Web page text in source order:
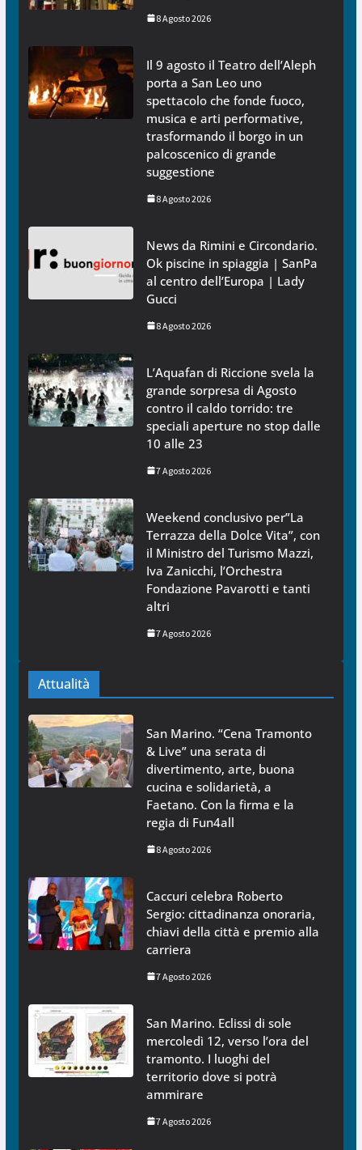
8 Agosto 2026
Il 9 agosto il Teatro dell’Aleph
porta a San Leo uno
spettacolo che fonde fuoco,
musica e arti performative,
trasformando il borgo in un
palcoscenico di grande
suggestione
8 Agosto 2026
News da Rimini e Circondario.
Ok piscine in spiaggia | SanPa
al centro dell’Europa | Lady
Gucci
8 Agosto 2026
L’Aquafan di Riccione svela la
grande sorpresa di Agosto
contro il caldo torrido: tre
speciali aperture no stop dalle
10 alle 23
7 Agosto 2026
Weekend conclusivo per”La
Terrazza della Dolce Vita”, con
il Ministro del Turismo Mazzi,
Iva Zanicchi, l’Orchestra
Fondazione Pavarotti e tanti
altri
7 Agosto 2026
Attualità
San Marino. “Cena Tramonto
& Live” una serata di
divertimento, arte, buona
cucina e solidarietà, a
Faetano. Con la firma e la
regia di Fun4all
8 Agosto 2026
Caccuri celebra Roberto
Sergio: cittadinanza onoraria,
chiavi della città e premio alla
carriera
7 Agosto 2026
San Marino. Eclissi di sole
mercoledì 12, verso l’ora del
tramonto. I luoghi del
territorio dove si potrà
ammirare
7 Agosto 2026